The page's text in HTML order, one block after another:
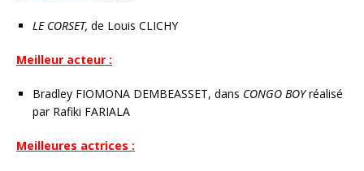
LE CORSET, de Louis CLICHY
Meilleur acteur :
Bradley FIOMONA DEMBEASSET, dans CONGO BOYréalisé
par Rafiki FARIALA
Meilleures actrices :